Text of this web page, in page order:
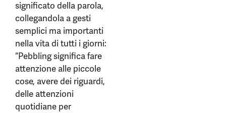
significato della parola,
collegandola a gesti
semplici ma importanti
nella vita di tutti i giorni:
“Pebbling significa fare
attenzione alle piccole
cose, avere dei riguardi,
delle attenzioni
quotidiane per